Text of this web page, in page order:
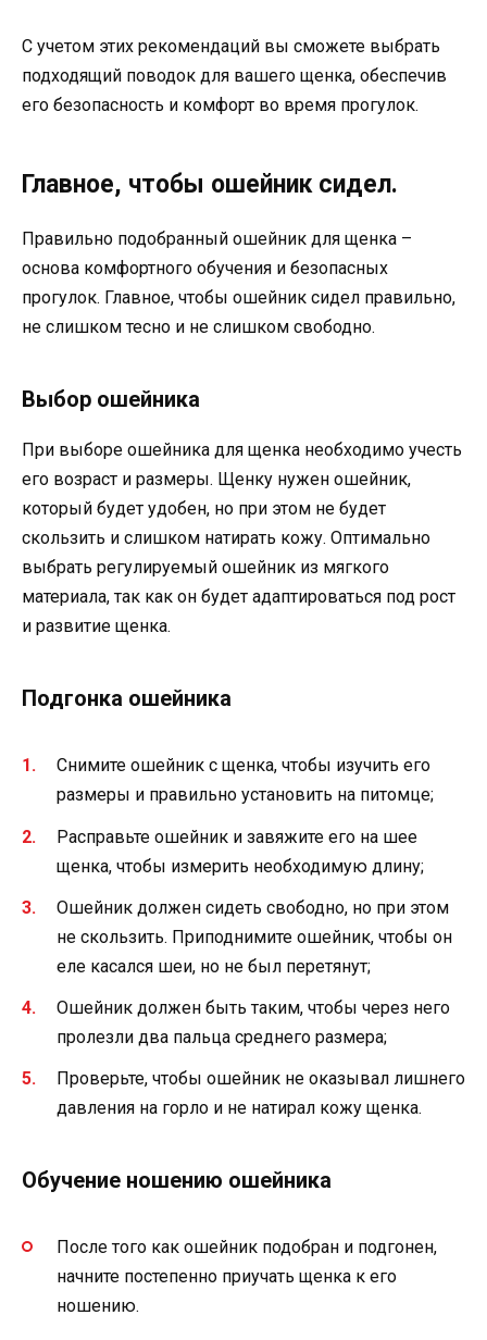
С учетом этих рекомендаций вы сможете выбрать
подходящий поводок для вашего щенка, обеспечив
его безопасность и комфорт во время прогулок.
Главное, чтобы ошейник сидел.
Правильно подобранный ошейник для щенка –
основа комфортного обучения и безопасных
прогулок. Главное, чтобы ошейник сидел правильно,
не слишком тесно и не слишком свободно.
Выбор ошейника
При выборе ошейника для щенка необходимо учесть
его возраст и размеры. Щенку нужен ошейник,
который будет удобен, но при этом не будет
скользить и слишком натирать кожу. Оптимально
выбрать регулируемый ошейник из мягкого
материала, так как он будет адаптироваться под рост
и развитие щенка.
Подгонка ошейника
Снимите ошейник с щенка, чтобы изучить его
размеры и правильно установить на питомце;
Расправьте ошейник и завяжите его на шее
щенка, чтобы измерить необходимую длину;
Ошейник должен сидеть свободно, но при этом
не скользить. Приподнимите ошейник, чтобы он
еле касался шеи, но не был перетянут;
Ошейник должен быть таким, чтобы через него
пролезли два пальца среднего размера;
Проверьте, чтобы ошейник не оказывал лишнего
давления на горло и не натирал кожу щенка.
Обучение ношению ошейника
После того как ошейник подобран и подгонен,
начните постепенно приучать щенка к его
ношению.